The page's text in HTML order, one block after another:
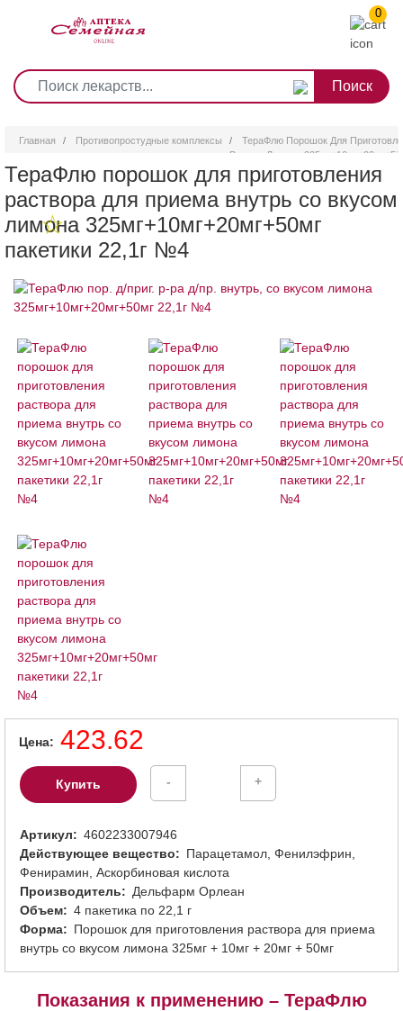
0
Главная Противопростудные комплексы
ТераФлю Порошок Для
Вкусом Лимона
ТераФлю порошок для приготовления
раствора для приема внутрь со вкусом
лимона 325мг+10мг+20мг+50мг
пакетики 22,1г №4
Цена 423.62
Купить - +
Артикул
4602233007946
Действующее вещество
Парацетамол, Фенилэфрин,
Фенирамин, Аскорбиновая кислота
Производитель
Дельфарм Орлеан
Объем
4 пакетика по 22,1 г
Форма
Порошок для приготовления раствора для приема
внутрь со вкусом лимона 325мг + 10мг + 20мг + 50мг
Показания к применению – ТераФлю